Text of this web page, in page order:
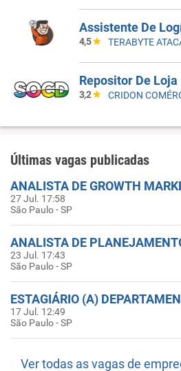
4,5
Repositor De Loja
3,2 CRIDON
Últimas vagas publicadas
ANALISTA DE GROWTH
27 Jul. 17:58
São Paulo - SP
ANALISTA DE
23 Jul. 17:43
São Paulo - SP
ESTAGIÁRIO (A)
17 Jul. 12:49
São Paulo - SP
Ver todas as vagas de